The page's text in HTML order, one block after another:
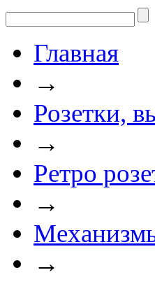
Главная
→
Розетки,
→
Ретро
→
→